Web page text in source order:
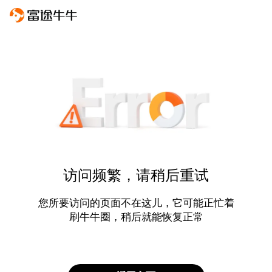
访问频繁，请稍后重试
您所要访问的页面不在这儿，它可能正忙着
刷牛牛圈，稍后就能恢复正常